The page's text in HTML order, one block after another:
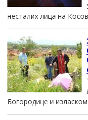
несталих лица на
Богородице и